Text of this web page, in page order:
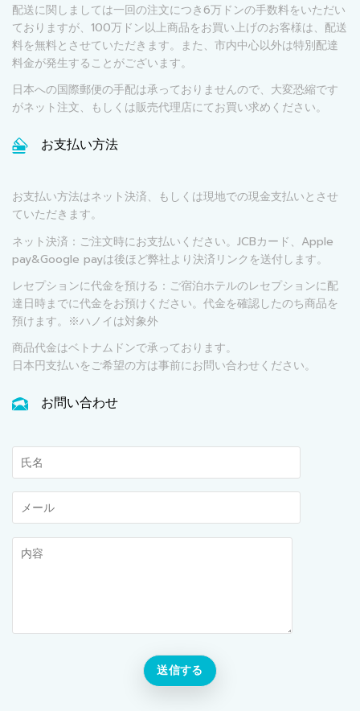
配送に関しましては一回の注文につき6万ドンの手数料をいただい
ておりますが、100万ドン以上商品をお買い上げのお客様は、配送
料を無料とさせていただきます。また、市内中心以外は特別配達
料金が発生することがございます。
日本への国際郵便の手配は承っておりませんので、大変恐縮です
がネット注文、もしくは販売代理店にてお買い求めください。
お支払い方法
お支払い方法はネット決済、もしくは現地での現金支払いとさせ
ていただきます。
ネット決済：ご注文時にお支払いください。JCBカード、Apple
pay&Google payは後ほど弊社より決済リンクを送付します。
レセプションに代金を預ける：ご宿泊ホテルのレセプションに配
達日時までに代金をお預けください。代金を確認したのち商品を
預けます。※ハノイは対象外
商品代金はベトナムドンで承っております。
日本円支払いをご希望の方は事前にお問い合わせください。
お問い合わせ